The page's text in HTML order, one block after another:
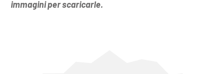
immagini per scaricarle.